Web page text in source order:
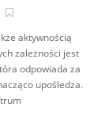
aktywnością
zależności jest
odpowiada za
upośledza.